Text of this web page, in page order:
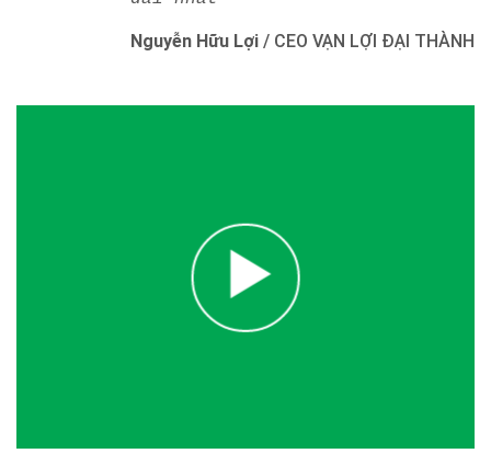
Nguyễn Hữu Lợi / CEO VẠN LỢI ĐẠI THÀNH